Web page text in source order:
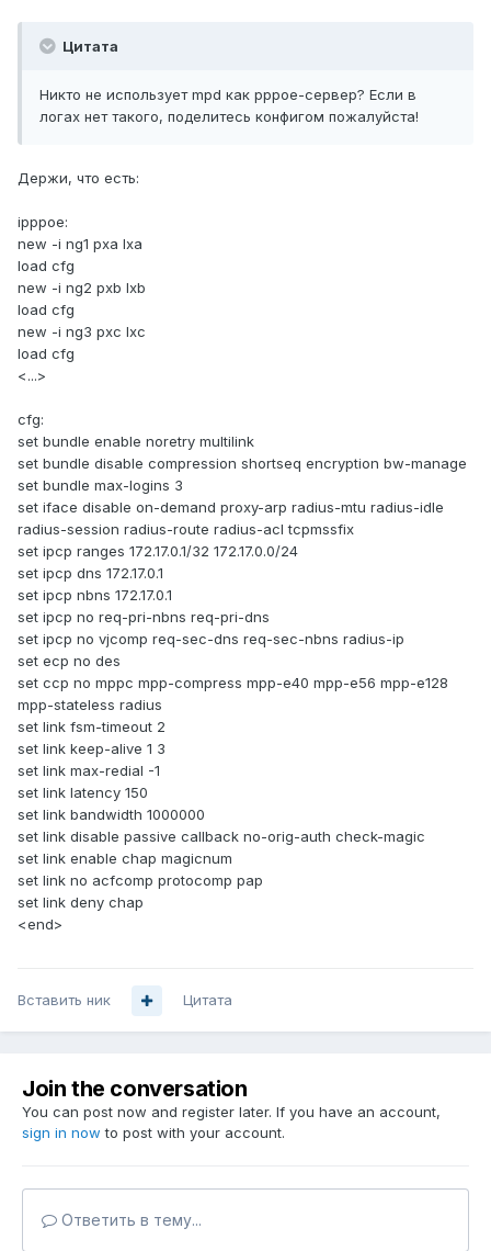
Цитата
Никто не использует mpd как pppoe-сервер? Если в
логах нет такого, поделитесь конфигом пожалуйста!
Держи, что есть:
ipppoe:
new -i ng1 pxa lxa
load cfg
new -i ng2 pxb lxb
load cfg
new -i ng3 pxc lxc
load cfg
<...>
cfg:
set bundle enable noretry multilink
set bundle disable compression shortseq encryption bw-manage
set bundle max-logins 3
set iface disable on-demand proxy-arp radius-mtu radius-idle
radius-session radius-route radius-acl tcpmssfix
set ipcp ranges 172.17.0.1/32 172.17.0.0/24
set ipcp dns 172.17.0.1
set ipcp nbns 172.17.0.1
set ipcp no req-pri-nbns req-pri-dns
set ipcp no vjcomp req-sec-dns req-sec-nbns radius-ip
set ecp no des
set ccp no mppc mpp-compress mpp-e40 mpp-e56 mpp-e128
mpp-stateless radius
set link fsm-timeout 2
set link keep-alive 1 3
set link max-redial -1
set link latency 150
set link bandwidth 1000000
set link disable passive callback no-orig-auth check-magic
set link enable chap magicnum
set link no acfcomp protocomp pap
set link deny chap
<end>
Вставить ник Цитата
Join the conversation
You can post now and register later. If you have an account,
sign in now to post with your account.
Ответить в тему...